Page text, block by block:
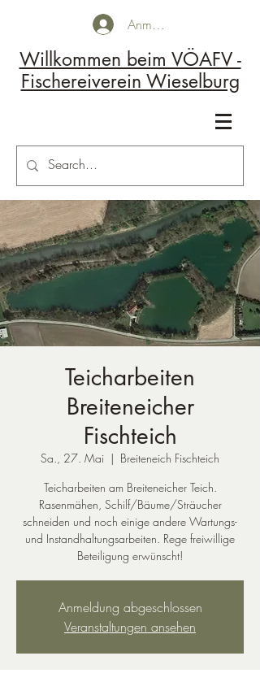
Anmelden
Willkommen beim VÖAFV -
Fischereiverein Wieselburg
Kontakt
Teicharbeiten
Breiteneicher
Fischteich
Sa., 27. Mai
  |
Breiteneich Fischteich
Teicharbeiten am Breiteneicher Teich.
Rasenmähen, Schilf/Bäume/Sträucher
schneiden und noch einige andere Wartungs-
und Instandhaltungsarbeiten. Rege freiwillige
Beteiligung erwünscht!
Anmeldung abgeschlossen
Veranstaltungen ansehen